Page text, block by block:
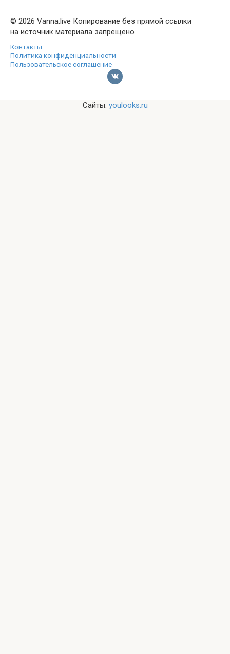
© 2026 Vanna.live Копирование без прямой ссылки
на источник материала запрещено
Контакты
Политика конфиденциальности
Пользовательское соглашение
Сайты: youlooks.ru